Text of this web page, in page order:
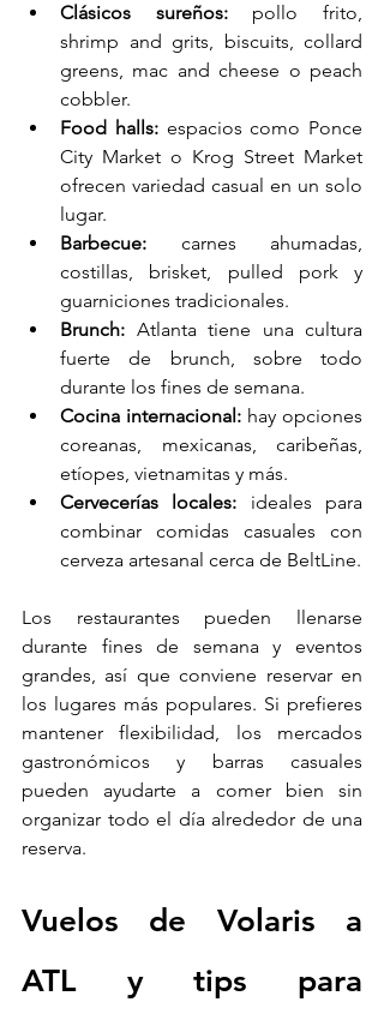
Clásicos sureños: pollo frito,
shrimp and grits, biscuits, collard
greens, mac and cheese o peach
cobbler.
Food halls: espacios como Ponce
City Market o Krog Street Market
ofrecen variedad casual en un solo
lugar.
Barbecue: carnes ahumadas,
costillas, brisket, pulled pork y
guarniciones tradicionales.
Brunch: Atlanta tiene una cultura
fuerte de brunch, sobre todo
durante los fines de semana.
Cocina internacional: hay opciones
coreanas, mexicanas, caribeñas,
etíopes, vietnamitas y más.
Cervecerías locales: ideales para
combinar comidas casuales con
cerveza artesanal cerca de BeltLine.
Los restaurantes pueden llenarse
durante fines de semana y eventos
grandes, así que conviene reservar en
los lugares más populares. Si prefieres
mantener flexibilidad, los mercados
gastronómicos y barras casuales
pueden ayudarte a comer bien sin
organizar todo el día alrededor de una
reserva.
Vuelos de Volaris a
ATL y tips para